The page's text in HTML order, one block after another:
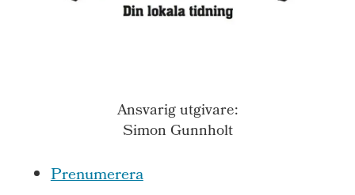
Ansvarig utgivare:
Simon Gunnholt
Prenumerera